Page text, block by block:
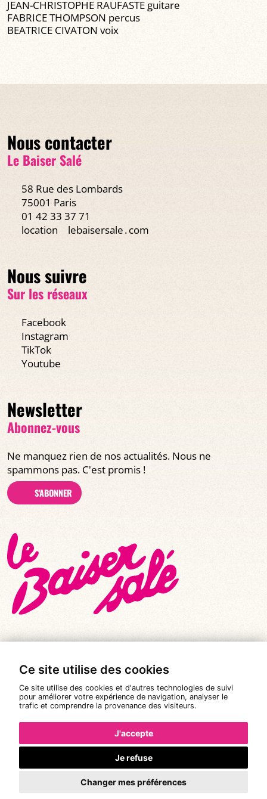
Ce site utilise des cookies
Ce site utilise des cookies et d'autres technologies de suivi
pour améliorer votre expérience de navigation, analyser le
trafic et comprendre la provenance des visiteurs.
J'accepte
Je refuse
Changer mes préférences
JEAN-CHRISTOPHE RAUFASTE guitare
FABRICE THOMPSON percus
BEATRICE CIVATON voix
Nous contacter
Le Baiser Salé
58 Rue des Lombards
75001 Paris
01 42 33 37 71
location
lebaisersale․com
Nous suivre
Sur les réseaux
Facebook
Instagram
TikTok
Youtube
Newsletter
Abonnez-vous
Ne manquez rien de nos actualités. Nous ne
spammons pas. C'est promis !
S'ABONNER
© Tous droits réservés 2026 |
Le Baiser Salé
Mentions légales
Politique de confidentialité
Conditions Générales de Vente
Réalisation :Pixéine